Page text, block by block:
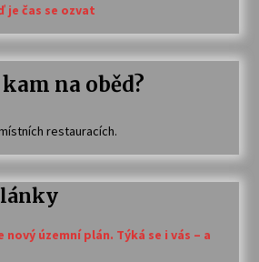
je čas se ozvat
na oběd?
restauracích.
nový územní plán. Týká se i vás – a